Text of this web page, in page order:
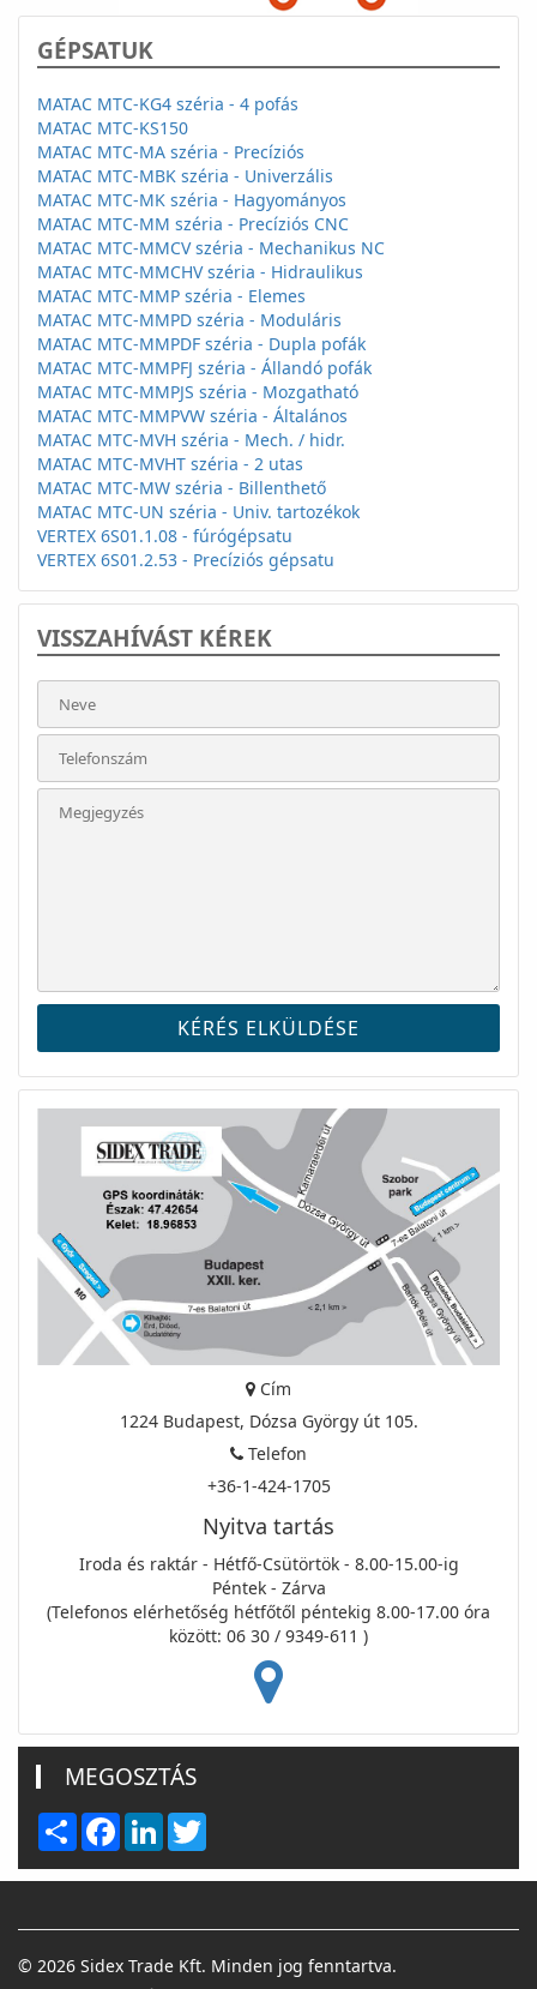
GÉPSATUK
MATAC MTC-KG4 széria - 4 pofás
MATAC MTC-KS150
MATAC MTC-MA széria - Precíziós
MATAC MTC-MBK széria - Univerzális
MATAC MTC-MK széria - Hagyományos
MATAC MTC-MM széria - Precíziós CNC
MATAC MTC-MMCV széria - Mechanikus NC
MATAC MTC-MMCHV széria - Hidraulikus
MATAC MTC-MMP széria - Elemes
MATAC MTC-MMPD széria - Moduláris
MATAC MTC-MMPDF széria - Dupla pofák
MATAC MTC-MMPFJ széria - Állandó pofák
MATAC MTC-MMPJS széria - Mozgatható
MATAC MTC-MMPVW széria - Általános
MATAC MTC-MVH széria - Mech. / hidr.
MATAC MTC-MVHT széria - 2 utas
MATAC MTC-MW széria - Billenthető
MATAC MTC-UN széria - Univ. tartozékok
VERTEX 6S01.1.08 - fúrógépsatu
VERTEX 6S01.2.53 - Precíziós gépsatu
VISSZAHÍVÁST KÉREK
Cím
1224 Budapest, Dózsa György út 105.
Telefon
+36-1-424-1705
Nyitva tartás
Iroda és raktár - Hétfő-Csütörtök - 8.00-15.00-ig
Péntek - Zárva
(Telefonos elérhetőség hétfőtől péntekig 8.00-17.00 óra
között: 06 30 / 9349-611 )
MEGOSZTÁS
Share FacebookLinkedIn
© 2026 Sidex Trade Kft. Minden jog fenntartva.